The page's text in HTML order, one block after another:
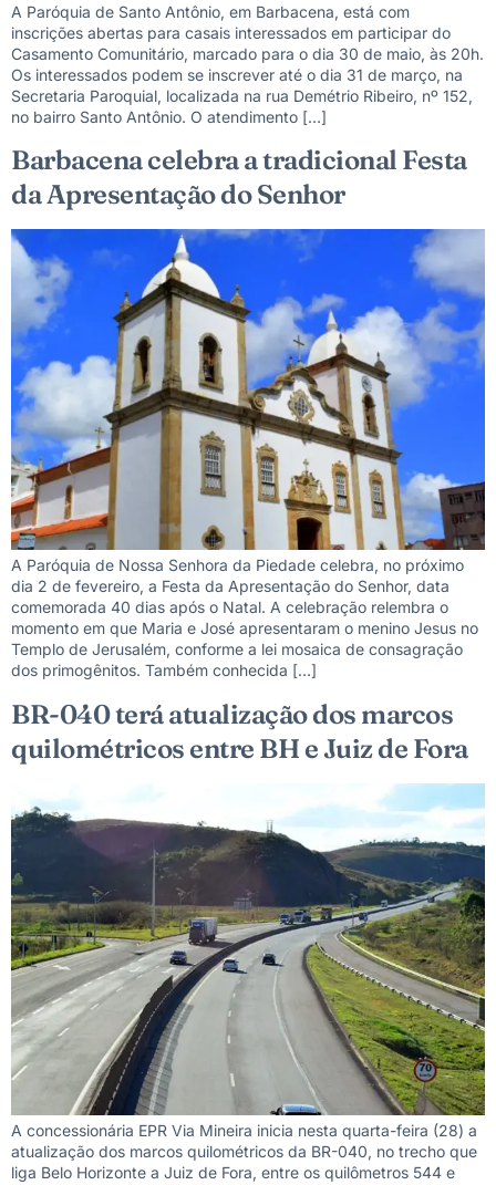
A Paróquia de Santo Antônio, em Barbacena, está com
inscrições abertas para casais interessados em participar do
Casamento Comunitário, marcado para o dia 30 de maio, às 20h.
Os interessados podem se inscrever até o dia 31 de março, na
Secretaria Paroquial, localizada na rua Demétrio Ribeiro, nº 152,
no bairro Santo Antônio. O atendimento […]
Barbacena celebra a tradicional Festa
da Apresentação do Senhor
A Paróquia de Nossa Senhora da Piedade celebra, no próximo
dia 2 de fevereiro, a Festa da Apresentação do Senhor, data
comemorada 40 dias após o Natal. A celebração relembra o
momento em que Maria e José apresentaram o menino Jesus no
Templo de Jerusalém, conforme a lei mosaica de consagração
dos primogênitos. Também conhecida […]
BR-040 terá atualização dos marcos
quilométricos entre BH e Juiz de Fora
A concessionária EPR Via Mineira inicia nesta quarta-feira (28) a
atualização dos marcos quilométricos da BR-040, no trecho que
liga Belo Horizonte a Juiz de Fora, entre os quilômetros 544 e